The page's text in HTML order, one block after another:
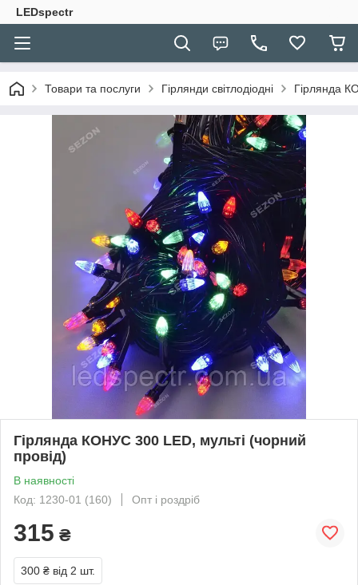
LEDspectr
Товари та послуги Гірлянди світлодіодні Гірлянда
Гірлянда КОНУС 300 LED, мульті (чорний
провід)
В наявності
Код: 1230-01 (160)
Опт і роздріб
315 ₴
300 ₴ від 2 шт.